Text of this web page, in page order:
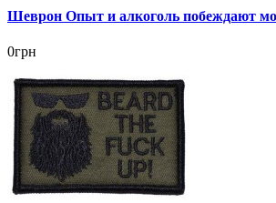
Шеврон Опыт и алкоголь побеждают
0грн